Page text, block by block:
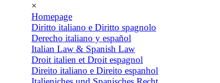
×
Homepage
Diritto italiano e Diritto spagnolo
Derecho italiano y español
Italian Law & Spanish Law
Droit italien et Droit espagnol
Direito italiano e Direito espanhol